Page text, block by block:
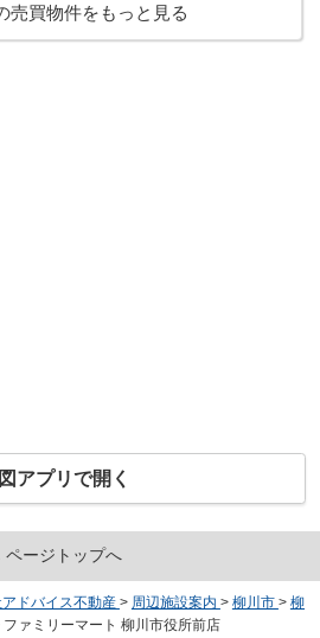
売買物件をもっと見る
アプリで開く
ページトップへ
ドバイス不動産 > 周辺施設案内 > 柳川市 > 柳
ファミリーマート 柳川市役所前店